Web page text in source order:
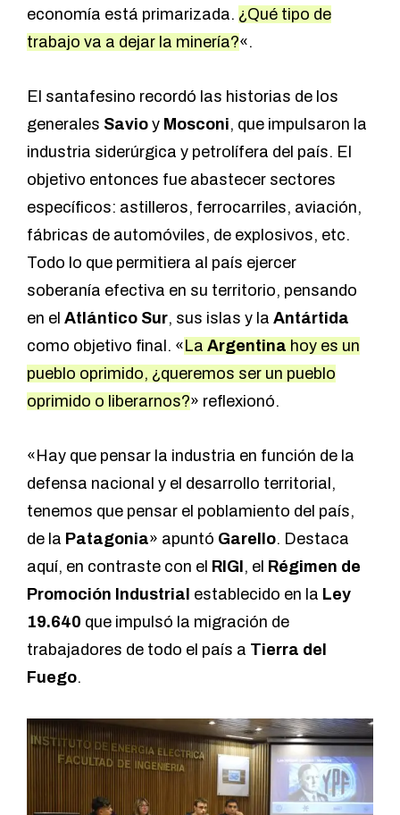
economía está primarizada. ¿Qué tipo de
trabajo va a dejar la minería?«.
El santafesino recordó las historias de los
generales Savio y Mosconi, que impulsaron la
industria siderúrgica y petrolífera del país. El
objetivo entonces fue abastecer sectores
específicos: astilleros, ferrocarriles, aviación,
fábricas de automóviles, de explosivos, etc.
Todo lo que permitiera al país ejercer
soberanía efectiva en su territorio, pensando
en el Atlántico Sur, sus islas y la Antártida
como objetivo final. « La Argentina hoy es un
pueblo oprimido, ¿queremos ser un pueblo
oprimido o liberarnos?» reflexionó.
«Hay que pensar la industria en función de la
defensa nacional y el desarrollo territorial,
tenemos que pensar el poblamiento del país,
de la Patagonia» apuntó Garello. Destaca
aquí, en contraste con el RIGI , el Régimen de
Promoción Industrial establecido en la Ley
19.640 que impulsó la migración de
trabajadores de todo el país a Tierra del
Fuego.